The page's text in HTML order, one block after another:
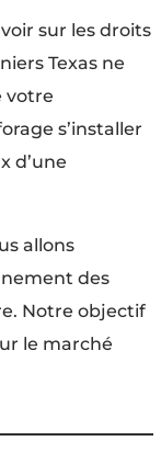
sur les droits
Texas ne
votre
s’installer
d’une
allons
des
Notre objectif
le marché